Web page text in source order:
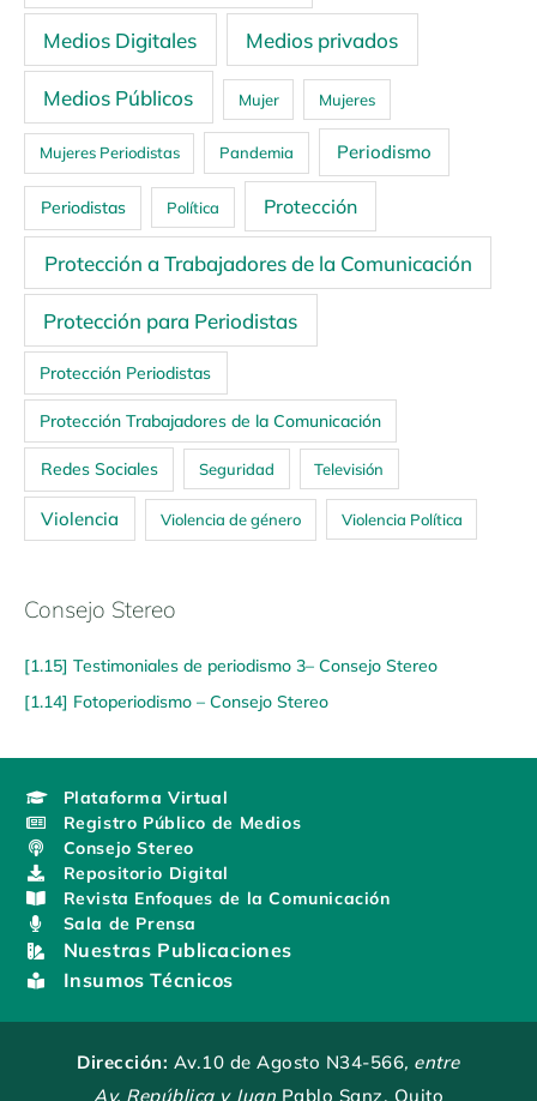
Medios Digitales Medios privados
Medios Públicos Mujer Mujeres
Mujeres Periodistas Pandemia Periodismo
Periodistas Política Protección
Protección a Trabajadores de la Comunicación
Protección para Periodistas
Protección Periodistas
Protección Trabajadores de la Comunicación
Redes Sociales Seguridad Televisión
Violencia Violencia de género Violencia Política
Consejo Stereo
[1.15] Testimoniales de periodismo 3– Consejo Stereo
[1.14] Fotoperiodismo – Consejo Stereo
Plataforma Virtual
Registro Público de Medios
Consejo Stereo
Repositorio Digital
Revista Enfoques de la Comunicación
Sala de Prensa
Nuestras Publicaciones
Insumos Técnicos
Dirección: Av.10 de Agosto N34-566, entre
Av. República y Juan Pablo Sanz, Quito